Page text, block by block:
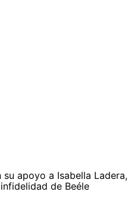
apoyo a Isabella Ladera,
de Beéle